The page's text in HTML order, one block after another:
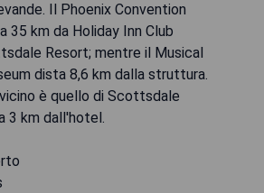
Il Phoenix Convention
35 km da Holiday Inn Club
Resort; mentre il Musical
dista 8,6 km dalla struttura.
è quello di Scottsdale
3 km dall'hotel.